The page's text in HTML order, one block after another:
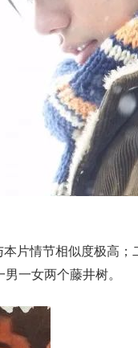
片情节相似度极高
一女两个藤井树。